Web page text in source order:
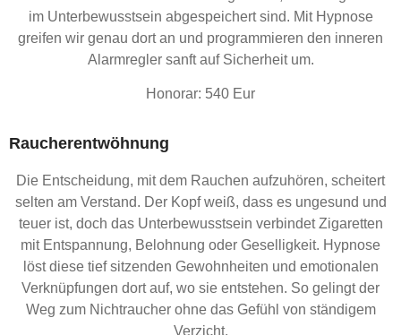
im Unterbewusstsein abgespeichert sind. Mit Hypnose
greifen wir genau dort an und programmieren den inneren
Alarmregler sanft auf Sicherheit um.
Honorar: 540 Eur
Raucherentwöhnung
Die Entscheidung, mit dem Rauchen aufzuhören, scheitert
selten am Verstand. Der Kopf weiß, dass es ungesund und
teuer ist, doch das Unterbewusstsein verbindet Zigaretten
mit Entspannung, Belohnung oder Geselligkeit. Hypnose
löst diese tief sitzenden Gewohnheiten und emotionalen
Verknüpfungen dort auf, wo sie entstehen. So gelingt der
Weg zum Nichtraucher ohne das Gefühl von ständigem
Verzicht.